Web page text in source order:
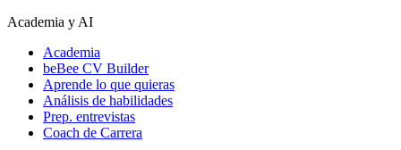
Academia y AI
Academia
beBee CV Builder
Aprende lo que quieras
Análisis de habilidades
Prep. entrevistas
Coach de Carrera